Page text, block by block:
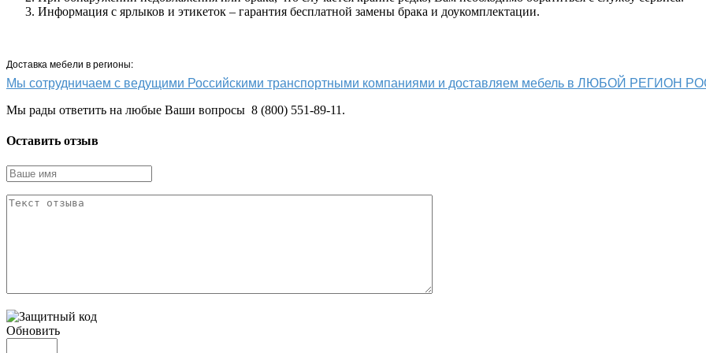
Информация с ярлыков и этикеток – гарантия бесплатной замены брака и доукомплектации.
Доставка мебели в регионы:
Мы сотрудничаем с ведущими Российскими транспортными компаниями и доставляем мебель в ЛЮБОЙ РЕГИОН
Мы рады ответить на любые Ваши вопросы 8 (800) 551-89-11.
Оставить отзыв
Обновить